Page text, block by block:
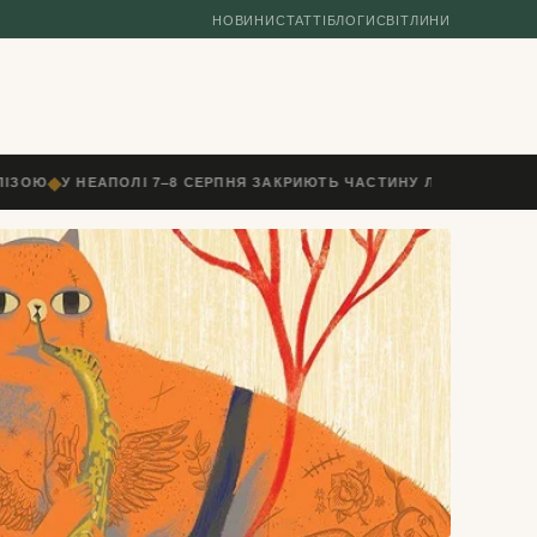
НОВИНИСТАТТІБЛОГИСВІТЛИНИ
◆У НЕАПОЛІ 7–8 СЕРПНЯ ЗАКРИЮТЬ ЧАСТИНУ ЛІНІЇ ДО